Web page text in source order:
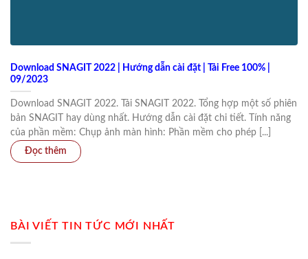
Download SNAGIT 2022 | Hướng dẫn cài đặt | Tải Free 100% |
09/2023
Download SNAGIT 2022. Tải SNAGIT 2022. Tổng hợp một số phiên
bản SNAGIT hay dùng nhất. Hướng dẫn cài đặt chi tiết. Tính năng
của phần mềm: Chụp ảnh màn hình: Phần mềm cho phép [...]
BÀI VIẾT TIN TỨC MỚI NHẤT